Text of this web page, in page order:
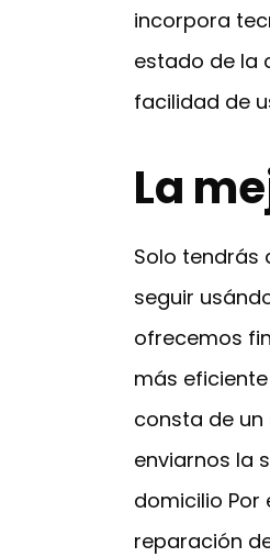
incorpora
estado de la
facilidad de
La
Solo tendrás
seguir
ofrecemos
más
consta de
enviarnos la
domicilio Por
reparación